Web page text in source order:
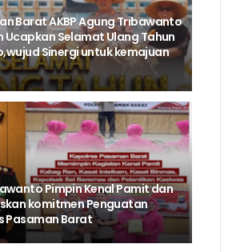
Barat AKBP Agung Tribawanto
Ucapkan Selamat Ulang Tahun
Sinergi untuk kemajuan
Pimpin Kenal Pamit dan
komitmen Penguatan
Pasaman Barat